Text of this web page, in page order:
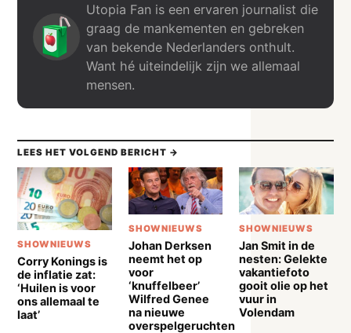
Utopia Fan is een ervaren journalist die
graag de mankementen en gebreken
van bekende Nederlanders onthult.
Want hé uiteindelijk zijn we allemaal
mensen.
LEES HET VOLGEND BERICHT →
SHOWNIEUWS
Corry Konings is
de inflatie zat:
‘Huilen is voor
ons allemaal te
laat’
SHOWNIEUWS
Johan Derksen
neemt het op
voor
‘knuffelbeer’
Wilfred Genee
na nieuwe
overspelgeruchten
SHOWNIEUWS
Jan Smit in de
nesten: Gelekte
vakantiefoto
gooit olie op het
vuur in
Volendam